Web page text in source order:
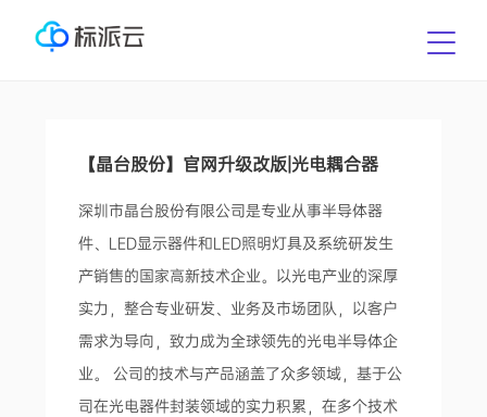
【晶台股份】官网升级改版|光电耦合器
深圳市晶台股份有限公司是专业从事半导体器
件、LED显示器件和LED照明灯具及系统研发生
产销售的国家高新技术企业。以光电产业的深厚
实力，整合专业研发、业务及市场团队，以客户
需求为导向，致力成为全球领先的光电半导体企
业。 公司的技术与产品涵盖了众多领域，基于公
司在光电器件封装领域的实力积累，在多个技术